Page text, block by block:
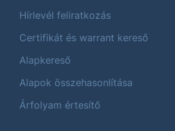
Hírlevél feliratkozás
Certifikát és warrant kereső
Alapkereső
Alapok összehasonlítása
Árfolyam értesítő